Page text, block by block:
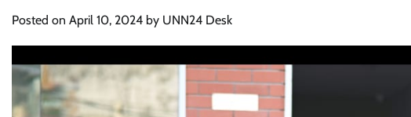
Posted on April 10, 2024 by UNN24 Desk